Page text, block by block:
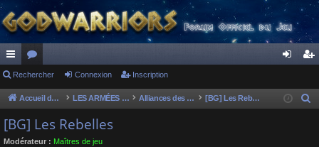
ac
co
ur
ci
or
u
m
s
ne cri
Rechercher Connexion Inscription
Accueil du forum LES ARMÉES DIVINES - FORUMS DE CLAN Alliances des clans [BG] Les Rebelles
[BG] Les Rebelles
Modérateur : Maîtres de jeu